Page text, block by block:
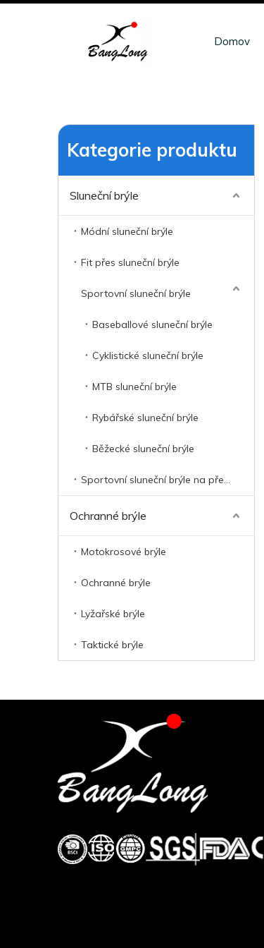
Domov
Kategorie produktu
Sluneční brýle
Módní sluneční brýle
Fit přes sluneční brýle
Sportovní sluneční brýle
Baseballové sluneční brýle
Cyklistické sluneční brýle
MTB sluneční brýle
Rybářské sluneční brýle
Běžecké sluneční brýle
Sportovní sluneční brýle na předpis
Ochranné brýle
Motokrosové brýle
Ochranné brýle
Lyžařské brýle
Taktické brýle